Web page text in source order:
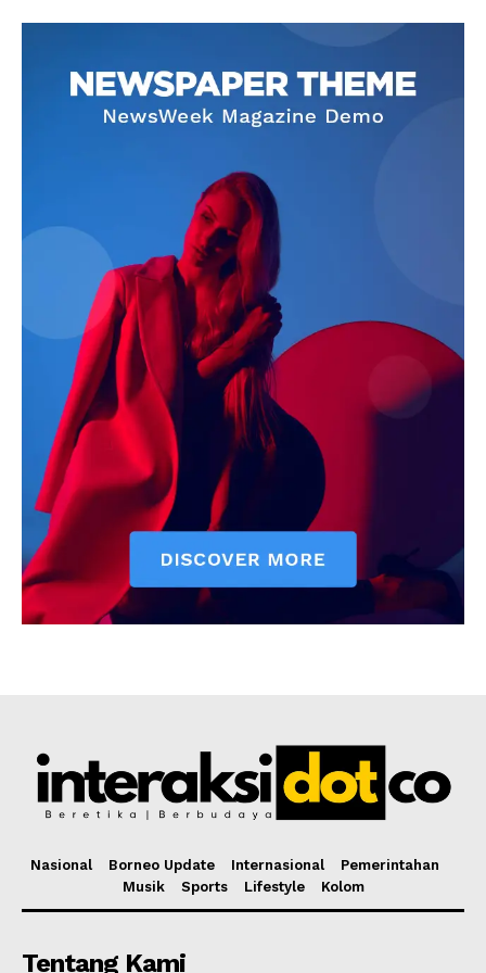
Nasional Borneo Update Internasional
Pemerintahan
Musik
Sports Lifestyle Kolom
Tentang Kami